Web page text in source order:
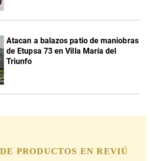
Atacan a balazos patio de maniobras
de Etupsa 73 en Villa María del
Triunfo